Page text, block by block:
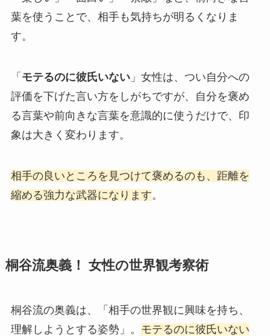
葉を使うことで、相手も気持ちが明るくなりま
す。
「 モテるのに彼氏いない」女性は、つい自分への
評価を下げた言い方をしがちですが、自分を褒め
る言葉や前向きな言葉を意識的に使うだけで、印
象は大きく変わります。
相手の良いところを見つけて褒めるのも、距離を
縮める強力な武器になります。
桐谷流奥義！ 女性の世界観考察術
桐谷流の奥義は、「相手の世界観に興味を持ち、
理解しようとする姿勢」。 モテるのに彼氏いない